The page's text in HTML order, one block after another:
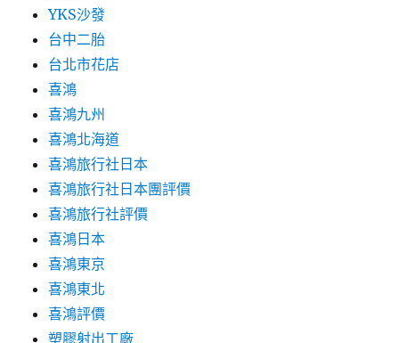
YKS沙發
台中二胎
台北市花店
喜鴻
喜鴻九州
喜鴻北海道
喜鴻旅行社日本
喜鴻旅行社日本團評價
喜鴻旅行社評價
喜鴻日本
喜鴻東京
喜鴻東北
喜鴻評價
塑膠射出工廠